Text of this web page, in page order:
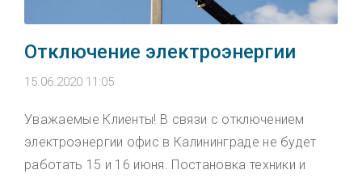
Отключение электроэнергии
15.06.2020 11:05
Уважаемые Клиенты! В связи с отключением
электроэнергии офис в Калининграде не будет
работать 15 и 16 июня. Постановка техники и